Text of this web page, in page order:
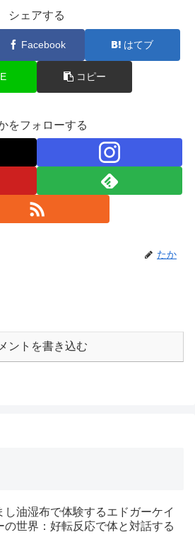
シェアする
Facebook はてブ
コピー
をフォローする
たか
ントを書き込む
し油湿布で体験するエドガーケイ
の世界：好転反応で体と対話する